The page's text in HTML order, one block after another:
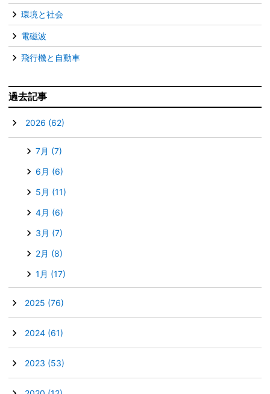
環境と社会
電磁波
飛行機と自動車
過去記事
2026 (62)
7月 (7)
6月 (6)
5月 (11)
4月 (6)
3月 (7)
2月 (8)
1月 (17)
2025 (76)
2024 (61)
2023 (53)